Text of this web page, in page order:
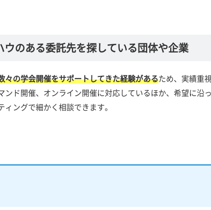
ウのある委託先を探している団体や企業
々の学会開催をサポートしてきた経験があるため、実績重
ンド開催、オンライン開催に対応しているほか、希望に沿
ングで細かく相談できます。